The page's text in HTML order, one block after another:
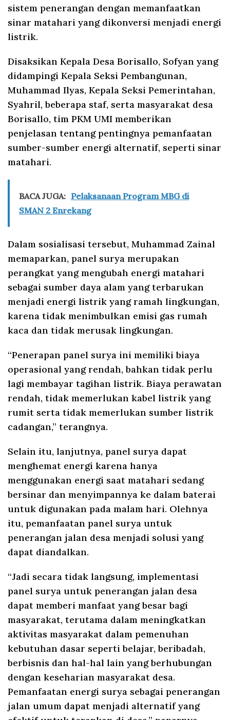
sistem penerangan dengan memanfaatkan
sinar matahari yang dikonversi menjadi energi
listrik.
Disaksikan Kepala Desa Borisallo, Sofyan yang
didampingi Kepala Seksi Pembangunan,
Muhammad Ilyas, Kepala Seksi Pemerintahan,
Syahril, beberapa staf, serta masyarakat desa
Borisallo, tim PKM UMI memberikan
penjelasan tentang pentingnya pemanfaatan
sumber-sumber energi alternatif, seperti sinar
matahari.
BACA JUGA: Pelaksanaan Program MBG di
SMAN 2 Enrekang
Dalam sosialisasi tersebut, Muhammad Zainal
memaparkan, panel surya merupakan
perangkat yang mengubah energi matahari
sebagai sumber daya alam yang terbarukan
menjadi energi listrik yang ramah lingkungan,
karena tidak menimbulkan emisi gas rumah
kaca dan tidak merusak lingkungan.
“Penerapan panel surya ini memiliki biaya
operasional yang rendah, bahkan tidak perlu
lagi membayar tagihan listrik. Biaya perawatan
rendah, tidak memerlukan kabel listrik yang
rumit serta tidak memerlukan sumber listrik
cadangan,” terangnya.
Selain itu, lanjutnya, panel surya dapat
menghemat energi karena hanya
menggunakan energi saat matahari sedang
bersinar dan menyimpannya ke dalam baterai
untuk digunakan pada malam hari. Olehnya
itu, pemanfaatan panel surya untuk
penerangan jalan desa menjadi solusi yang
dapat diandalkan.
“Jadi secara tidak langsung, implementasi
panel surya untuk penerangan jalan desa
dapat memberi manfaat yang besar bagi
masyarakat, terutama dalam meningkatkan
aktivitas masyarakat dalam pemenuhan
kebutuhan dasar seperti belajar, beribadah,
berbisnis dan hal-hal lain yang berhubungan
dengan keseharian masyarakat desa.
Pemanfaatan energi surya sebagai penerangan
jalan umum dapat menjadi alternatif yang